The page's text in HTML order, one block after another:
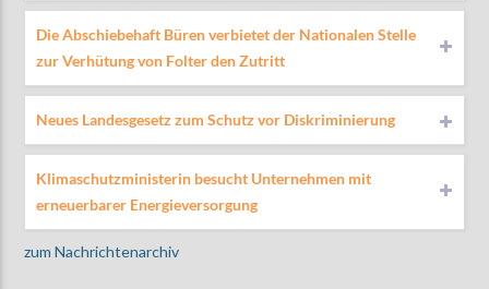
Die Abschiebehaft Büren verbietet der Nationalen Stelle
zur Verhütung von Folter den Zutritt
Neues Landesgesetz zum Schutz vor Diskriminierung
Klimaschutzministerin besucht Unternehmen mit
erneuerbarer Energieversorgung
zum Nachrichtenarchiv